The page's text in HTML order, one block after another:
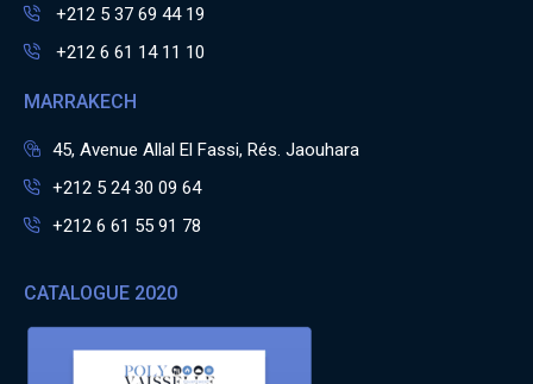
+212 5 37 69 44 19
+212 6 61 14 11 10
MARRAKECH
45, Avenue Allal El Fassi, Rés. Jaouhara
+212 5 24 30 09 64
+212 6 61 55 91 78
CATALOGUE 2020